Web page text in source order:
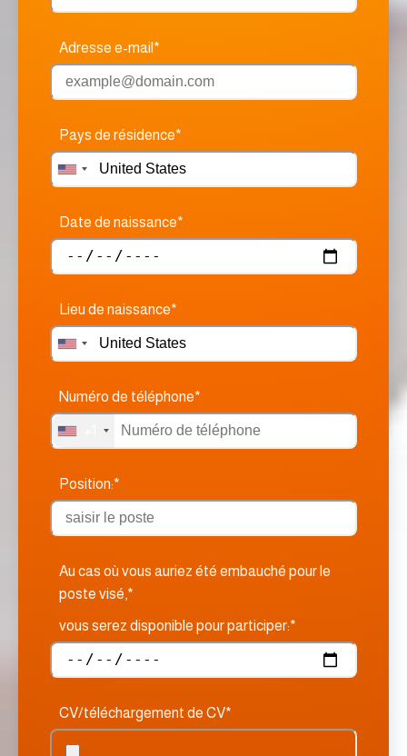
Adresse e-mail*
Pays de résidence*
Date de naissance*
Lieu de naissance*
Numéro de téléphone*
Position:*
Au cas où vous auriez été embauché pour le
poste visé,*
vous serez disponible pour participer:*
CV/téléchargement de CV*